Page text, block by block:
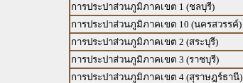
การประปาส่วนภูมิภาคเขต 1 (ชลบุรี)
การประปาส่วนภูมิภาคเขต 10 (นครสวรรค์)
การประปาส่วนภูมิภาคเขต 2 (สระบุรี)
การประปาส่วนภูมิภาคเขต 3 (ราชบุรี)
การประปาส่วนภูมิภาคเขต 4 (สุราษฎร์ธานี)